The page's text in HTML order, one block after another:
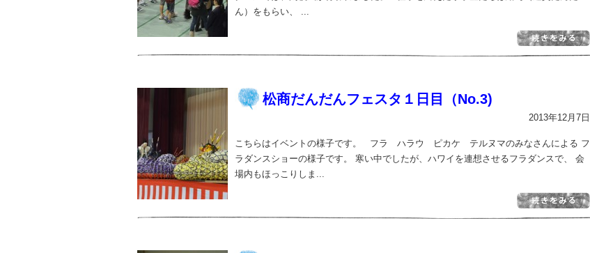
ん）をもらい、 ...
松商だんだんフェスタ１日目（No.3)
2013年12月7日
こちらはイベントの様子です。 フラ ハラウ ピカケ テルヌマのみなさんによる フ
ラダンスショーの様子です。 寒い中でしたが、ハワイを連想させるフラダンスで、 会
場内もほっこりしま...